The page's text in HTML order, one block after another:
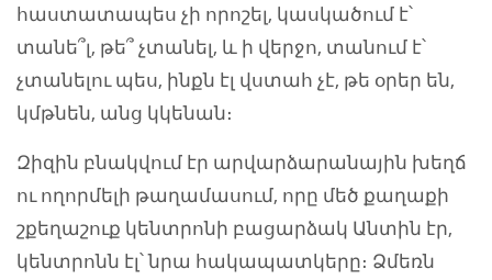
հաստատապես չի որոշել, կասկածում է՝
տանե՞լ, թե՞ չտանել, և ի վերջո, տանում է՝
չտանելու պես, ինքն էլ վստահ չէ, թե օրեր են,
կմթնեն, անց կկենան։
Զիզին բնակվում էր արվարձարանային խեղճ
ու ողորմելի թաղամասում, որը մեծ քաղաքի
շքեղաշուք կենտրոնի բացարձակ Անտին էր,
կենտրոնն էլ՝ նրա հակապատկերը։ Ձմեռն